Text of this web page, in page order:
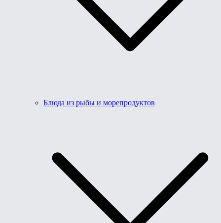
Блюда из рыбы и морепродуктов